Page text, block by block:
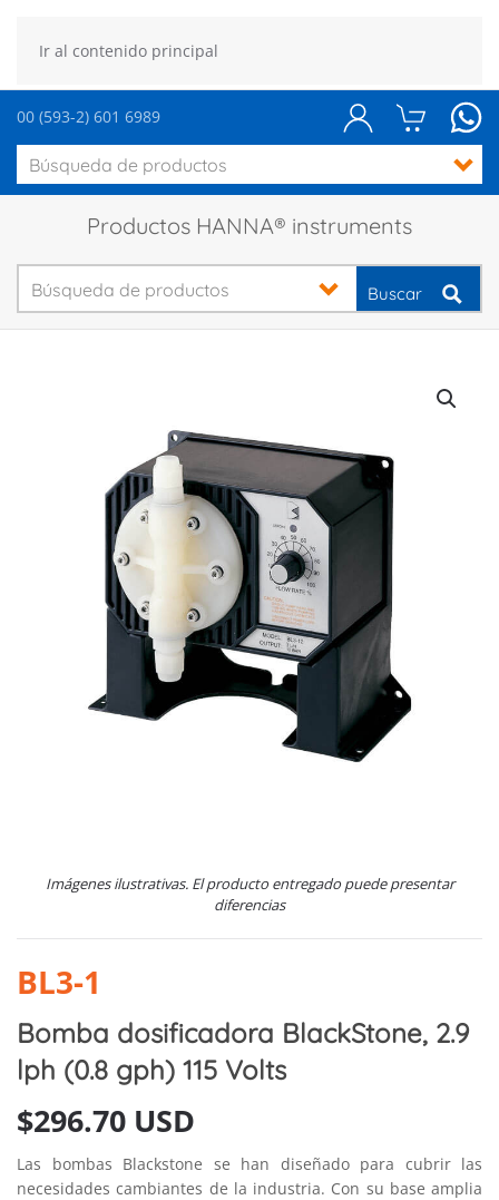
Ir al contenido principal
00 (593-2) 601 6989
Productos HANNA® instruments
Buscar
Imágenes ilustrativas. El producto entregado puede presentar
diferencias
BL3-1
Bomba dosificadora BlackStone, 2.9
lph (0.8 gph) 115 Volts
$296.70 USD
Las bombas Blackstone se han diseñado para cubrir las
necesidades cambiantes de la industria. Con su base amplia